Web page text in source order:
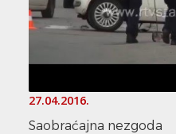
27.04.2016.
Saobraćajna nezgoda